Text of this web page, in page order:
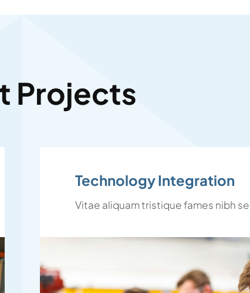
Projects
Technology Integration
Vitae aliquam tristique fames nibh